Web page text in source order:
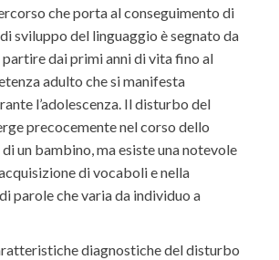
che porta al conseguimento di
sviluppo del linguaggio è segnato da
dai primi anni di vita fino al
adulto che si manifesta
l’adolescenza. Il disturbo del
precocemente nel corso dello
un bambino, ma esiste una notevole
di vocaboli e nella
parole che varia da individuo a
diagnostiche del disturbo